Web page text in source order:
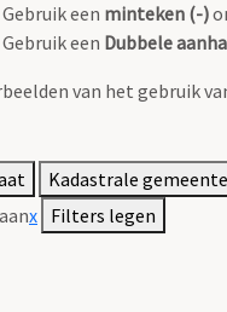
Gebruik een minteken (-)
Gebruik een Dubbele
van het gebruik
Kadastrale gemeente
x Filters legen